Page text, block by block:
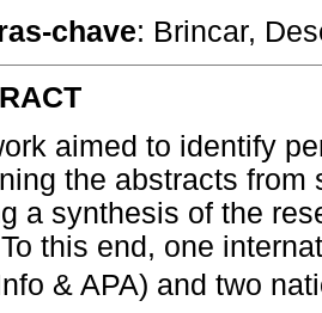
chave: Brincar,
aimed to identify
the abstracts
a synthesis of the
this end, one
& APA) and two